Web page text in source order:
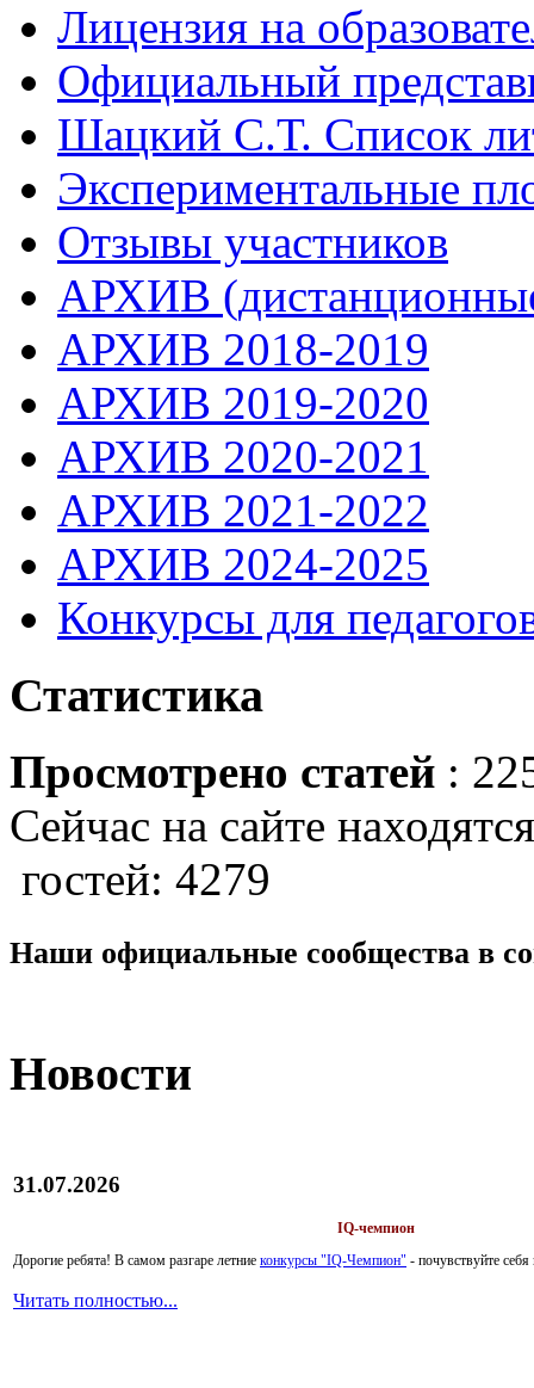
Лицензия на
Официальный
Шацкий С.Т. Список
Экспериментальные
Отзывы участников
АРХИВ
АРХИВ 2018-2019
АРХИВ 2019-2020
АРХИВ 2020-2021
АРХИВ 2021-2022
АРХИВ 2024-2025
Конкурсы для
Статистика
Просмотрено статей :
Сейчас на сайте
гостей: 4279
Наши официальные сообщества в
Новости
31.07.2026
IQ-чемпион
Дорогие ребята! В самом разгаре летние конкурсы "IQ-Чемпион" - почувствуйте
Читать полностью...